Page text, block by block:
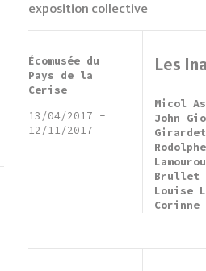
exposition collective
Les
Micol
John
Brullet
Louise
Écomusée du
Pays de la
Cerise
13/04/2017 -
12/11/2017